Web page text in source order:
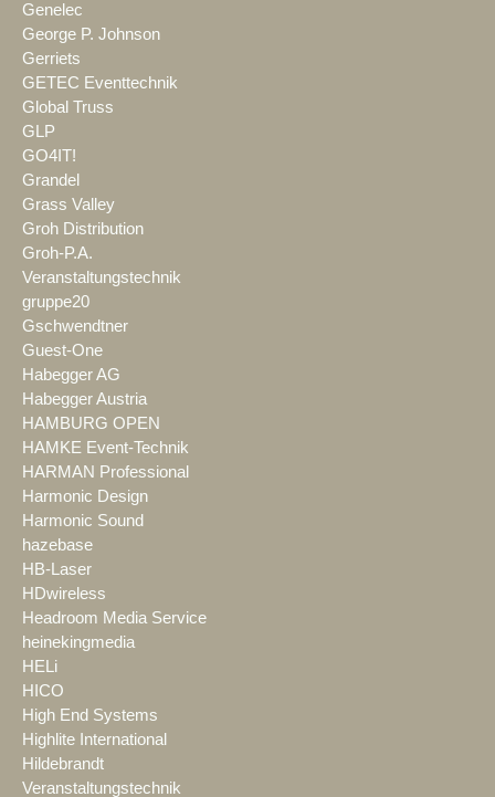
Genelec
George P. Johnson
Gerriets
GETEC Eventtechnik
Global Truss
GLP
GO4IT!
Grandel
Grass Valley
Groh Distribution
Groh-P.A.
Veranstaltungstechnik
gruppe20
Gschwendtner
Guest-One
Habegger AG
Habegger Austria
HAMBURG OPEN
HAMKE Event-Technik
HARMAN Professional
Harmonic Design
Harmonic Sound
hazebase
HB-Laser
HDwireless
Headroom Media Service
heinekingmedia
HELi
HICO
High End Systems
Highlite International
Hildebrandt
Veranstaltungstechnik